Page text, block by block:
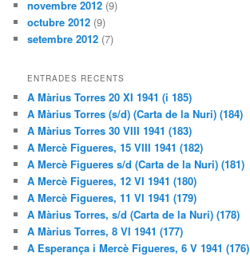
novembre 2012 (9)
octubre 2012 (9)
setembre 2012 (7)
ENTRADES RECENTS
A Màrius Torres 20 XI 1941 (i 185)
A Màrius Torres (s/d) (Carta de la Nuri) (184)
A Màrius Torres 30 VIII 1941 (183)
A Mercè Figueres, 15 VIII 1941 (182)
A Mercè Figueres s/d (Carta de la Nuri) (181)
A Mercè Figueres, 12 VI 1941 (180)
A Mercè Figueres, 11 VI 1941 (179)
A Màrius Torres, s/d (Carta de la Nuri) (178)
A Màrius Torres, 8 VI 1941 (177)
A Esperança i Mercè Figueres, 6 V 1941 (176)